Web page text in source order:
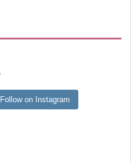
Follow on Instagram